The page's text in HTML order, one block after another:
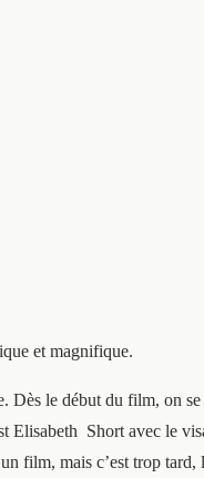
et magnifique.
Dès le début du film, on
Elisabeth Short avec le
film, mais c’est trop